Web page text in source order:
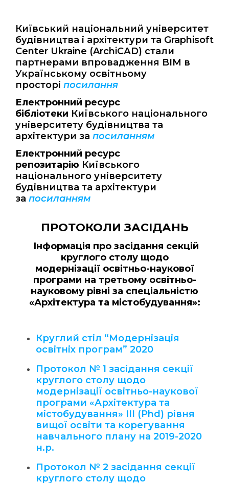
Київський національний університет
будівництва і архітектури та Graphisoft
Center Ukraine (ArchiСАD) стали
партнерами впровадження BIM в
Українському освітньому
просторі посилання
Електронний ресурс
бібліотеки Київського національного
університету будівництва та
архітектури за посиланням
Електронний ресурс
репозитарію Київського
національного університету
будівництва та архітектури
за посиланням
ПРОТОКОЛИ ЗАСІДАНЬ
Інформація про засідання секцій
круглого столу щодо
модернізації освітньо-наукової
програми на третьому освітньо-
науковому рівні за спеціальністю
«Архітектура та містобудування»:
Круглий стіл “Модернізація
освітніх програм” 2020
Протокол № 1 засідання секції
круглого столу щодо
модернізації освітньо-наукової
програми «Архітектура та
містобудування» ІІІ (Phd) рівня
вищої освіти та корегування
навчального плану на 2019-2020
н.р.
Протокол № 2 засідання секції
круглого столу щодо